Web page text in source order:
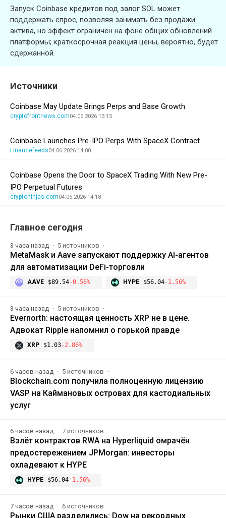
Запуск Coinbase кредитов под залог SOL может
поддержать спрос, позволяя занимать без продажи
актива, но эффект ограничен на фоне общих обновлений
платформы; краткосрочная реакция цены, вероятно, будет
сдержанной.
Источники
Coinbase May Update Brings Perps and Base Growth
cryptofrontnews.com04.06.2026 13:15
Coinbase Launches Pre-IPO Perps With SpaceX Contract
Financefeeds04.06.2026 14:00
Coinbase Opens the Door to SpaceX Trading With New Pre-
IPO Perpetual Futures
cryptoninjas.com04.06.2026 14:18
Главное сегодня
3 часа назад 5 источников
MetaMask и Aave запускают поддержку AI-агентов
для автоматизации DeFi-торговли
AAVE $89.54-0.56% HYPE $56.04-1.56%
3 часа назад 5 источников
Evernorth: настоящая ценность XRP не в цене.
Адвокат Ripple напомнил о горькой правде
XRP $1.03-2.86%
6 часов назад 5 источников
Blockchain.com получила полноценную лицензию
VASP на Каймановых островах для кастодиальных
услуг
6 часов назад 7 источников
Взлёт контрактов RWA на Hyperliquid омрачён
предостережением JPMorgan: инвесторы
охладевают к HYPE
HYPE $56.04-1.56%
7 часов назад 6 источников
Рынки США разделились: Dow на рекордных